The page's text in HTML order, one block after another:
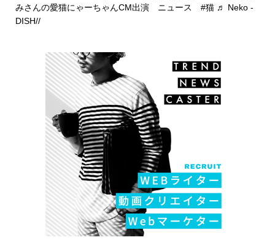
みさんの愛猫にゃーちゃんCM出演 ニュース #猫 ♬ Neko -
DISH//